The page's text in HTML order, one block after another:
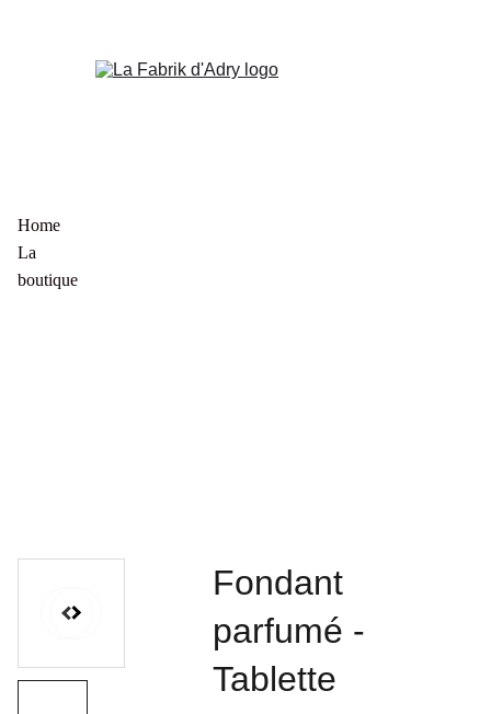
Home
La
boutique
Fondant
parfumé -
Tablette